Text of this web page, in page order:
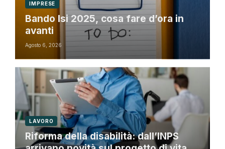
IMPRESE
Bando Isi 2025, cosa fare d’ora in
avanti
Agosto 6, 2026
LAVORO
Riforma della disabilità: dall’INPS